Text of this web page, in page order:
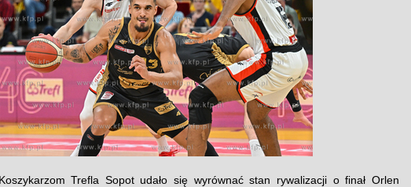
Koszykarzom Trefla Sopot udało się wyrównać stan rywalizacji o finał Orlen